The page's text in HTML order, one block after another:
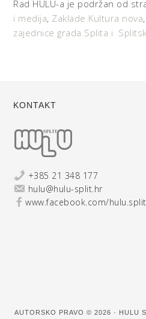
Rad HULU-a je podržan od
i medija, Zaklade Kultura nova,
zajednice grada Splita i
KONTAKT
+385 21 348 177
hulu@hulu-split.hr
www.facebook.com/hulu.split
AUTORSKO PRAVO © 2026 · HULU